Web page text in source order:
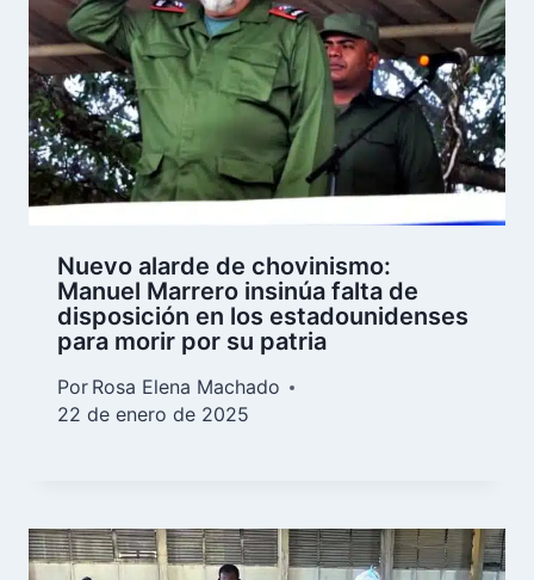
Nuevo alarde de chovinismo:
Manuel Marrero insinúa falta de
disposición en los estadounidenses
para morir por su patria
Por Rosa Elena Machado
22 de enero de 2025